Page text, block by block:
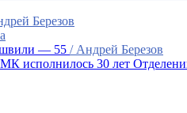
Березов
— 55 / Андрей Березов